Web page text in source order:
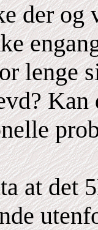
der og
lenge
Kan
at det